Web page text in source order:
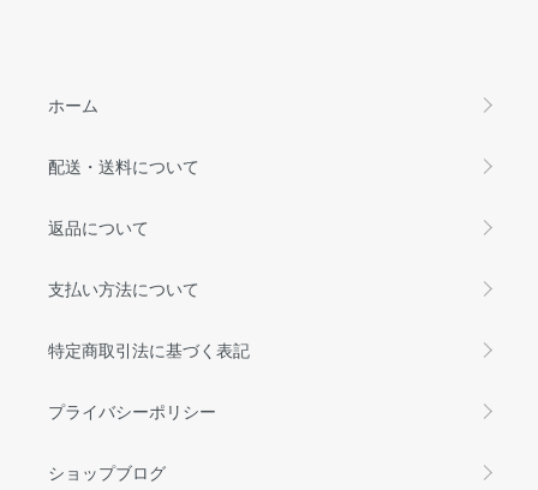
ホーム
配送・送料について
返品について
支払い方法について
特定商取引法に基づく表記
プライバシーポリシー
ショップブログ